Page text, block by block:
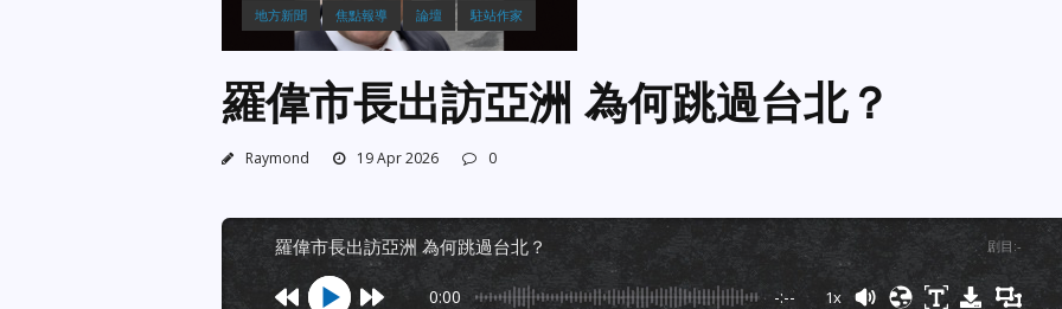
地方新聞 焦點報導 論壇 駐站作家
羅偉市長出訪亞洲 為何跳過台北？
Raymond 19 Apr 2026 0
羅偉市長出訪亞洲 為何跳過台北？ 剧目 :-
0:00 -:-- 1x